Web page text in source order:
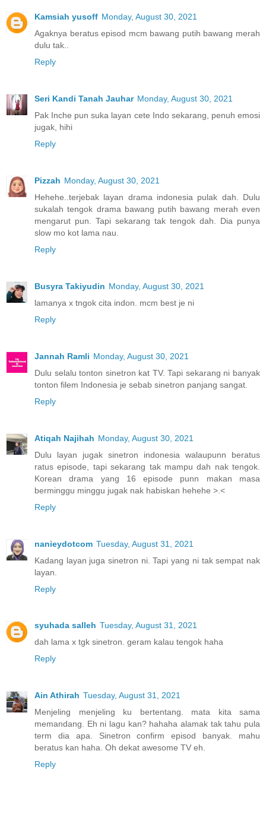
Kamsiah yusoff Monday, August 30, 2021
Agaknya beratus episod mcm bawang putih bawang merah
dulu tak..
Reply
Seri Kandi Tanah Jauhar Monday, August 30, 2021
Pak Inche pun suka layan cete Indo sekarang, penuh emosi
jugak, hihi
Reply
Pizzah Monday, August 30, 2021
Hehehe..terjebak layan drama indonesia pulak dah. Dulu
sukalah tengok drama bawang putih bawang merah even
mengarut pun. Tapi sekarang tak tengok dah. Dia punya
slow mo kot lama nau.
Reply
Busyra Takiyudin Monday, August 30, 2021
lamanya x tngok cita indon. mcm best je ni
Reply
Jannah Ramli Monday, August 30, 2021
Dulu selalu tonton sinetron kat TV. Tapi sekarang ni banyak
tonton filem Indonesia je sebab sinetron panjang sangat.
Reply
Atiqah Najihah Monday, August 30, 2021
Dulu layan jugak sinetron indonesia walaupunn beratus
ratus episode, tapi sekarang tak mampu dah nak tengok.
Korean drama yang 16 episode punn makan masa
berminggu minggu jugak nak habiskan hehehe >.<
Reply
nanieydotcom Tuesday, August 31, 2021
Kadang layan juga sinetron ni. Tapi yang ni tak sempat nak
layan.
Reply
syuhada salleh Tuesday, August 31, 2021
dah lama x tgk sinetron. geram kalau tengok haha
Reply
Ain Athirah Tuesday, August 31, 2021
Menjeling menjeling ku bertentang. mata kita sama
memandang. Eh ni lagu kan? hahaha alamak tak tahu pula
term dia apa. Sinetron confirm episod banyak. mahu
beratus kan haha. Oh dekat awesome TV eh.
Reply